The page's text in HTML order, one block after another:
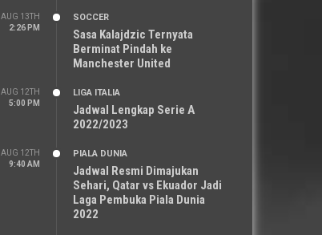
AUG 13TH
2:26 PM
SOCCER
Sasa Kalajdzic Ternyata
Berminat Pindah ke
Manchester United
AUG 12TH
5:00 PM
LIGA ITALIA
Jadwal Lengkap Serie A
2022/2023
AUG 12TH
9:40 AM
PIALA DUNIA
Jadwal Resmi Dimajukan
Sehari, Qatar vs Ekuador Jadi
Laga Pembuka Piala Dunia
2022